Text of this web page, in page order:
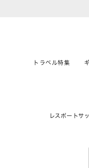
トラベル特集
レスポートサ